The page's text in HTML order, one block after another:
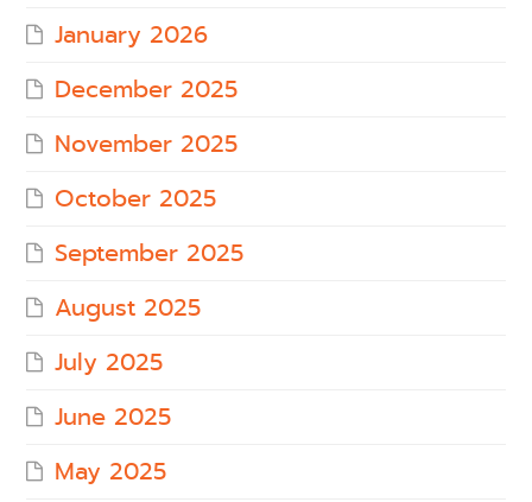
January 2026
December 2025
November 2025
October 2025
September 2025
August 2025
July 2025
June 2025
May 2025